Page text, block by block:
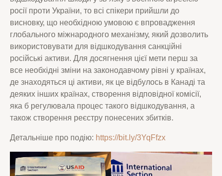
росії проти України, то всі спікери прийшли до
висновку, що необхідною умовою є впровадження
глобального міжнародного механізму, який дозволить
використовувати для відшкодування санкційні
російські активи. Для досягнення цієї мети перш за
все необхідні зміни на законодавчому рівні у країнах,
де знаходяться ці активи, як це відбулось в Канаді та
деяких інших країнах, створення відповідної комісії,
яка б регулювала процес такого відшкодування, а
також створення реєстру понесених збитків.
Детальніше про подію: https://bit.ly/3YqFfzx